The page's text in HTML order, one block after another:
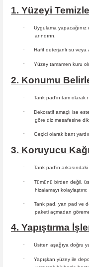
1. Yüzeyi
·
Uygulama
arındırın.
· Hafif deterjanlı su veya
· Yüzey tamamen kuru
2. Konumu
· Tank pad’in tam olarak
· Dekoratif amaçlı ise
göre diz mesafesine
· Geçici olarak bant
3. Koruyucu
· Tank pad’in
·
Tümünü birden değil,
hizalamayı kolaylaştırır.
·
Tank pad, yan pad ve
paketi açmadan
4. Yapıştırma
· Üstten aşağıya doğru
·
Yapışkan yüzey ile